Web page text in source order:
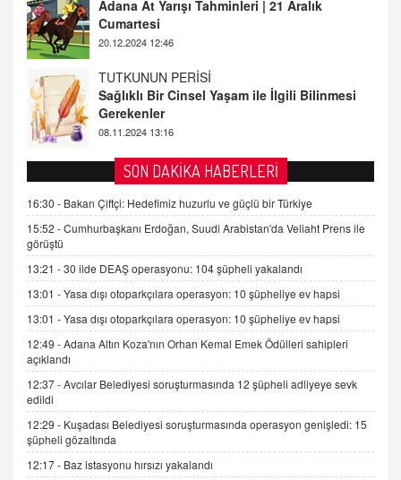
TUTKUNUN PERİSİ
Sağlıklı Bir Cinsel Yaşam ile İlgili Bilinmesi
08.11.2024 13:16
FARUK ÖNALAN
Tezkere Onaylanmasaydı…
AV. DOĞAN CAN DOĞAN
Kişisel verilerin korunması ve dijital hukukun
gelişimi
15.09.2025 16:17
SEHER EREK
Kış Ayları Geldi, Hangi Önlemler Alınmalı?
9.12.2025 10:11
İNCİ GÜL AKÖL
06.07.2026 13:00
ADEM AKÖL
SON DAKİKA HABERLERİ
16:30 - Bakan Çiftçi: Hedefimiz huzurlu ve güçlü bir Türkiye
15:52 -Cumhurbaşkanı Erdoğan, Suudi Arabistan'da Veliaht Prens ile
görüştü
13:21 -30 ilde DEAŞ operasyonu: 104 şüpheli yakalandı
13:01 -Yasa dışı otoparkçılara operasyon: 10 şüpheliye ev hapsi
13:01 -Yasa dışı otoparkçılara operasyon: 10 şüpheliye ev hapsi
12:49 -Adana Altın Koza'nın Orhan Kemal Emek Ödülleri sahipleri
açıklandı
12:37 -Avcılar Belediyesi soruşturmasında 12 şüpheli adliyeye sevk
edildi
12:29 - Kuşadası Belediyesi soruşturmasında operasyon genişledi: 15
şüpheli gözaltında
12:17 - Baz istasyonu hırsızı yakalandı